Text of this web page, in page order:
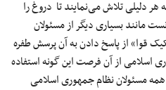
دلیلی تلاش می‌نمایند تا دروغ را
مانند بسیاری دیگر از مسئولان
قوا» از پاسخ دادن به آن پرسش طفره
اسلامی از آن فرصت این گونه استفاده
مسئولان نظام جمهوری اسلامی